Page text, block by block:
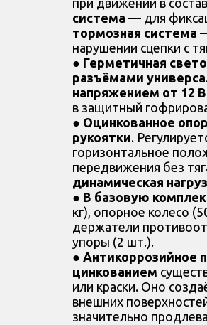
при движении в
система — для
тормозная система
нарушении сцепки с
● Герметичная
разъёмами
напряжением от 12
в защитный
● Оцинкованное
рукоятки.
горизонтальное
передвижения без
динамическая
● В базовую
кг), опорное колесо
держатели
упоры (2 шт.).
● Антикоррозийное
цинкованием
или краски. Оно
внешних
значительно